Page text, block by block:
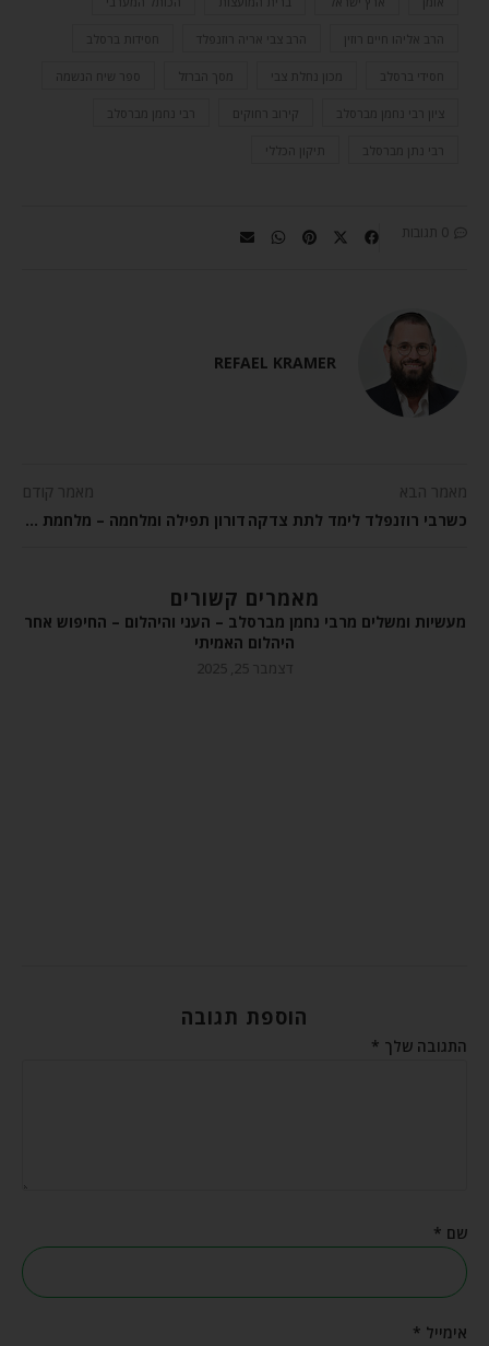
הרב אליהו חיים רוזין הרב צבי אריה רוזנפלד חסידות ברסלב
חסידי ברסלב מכון נחלת צבי מסך הברזל ספר שיח הנשמה
ציון רבי נחמן מברסלב קירוב רחוקים רבי נחמן מברסלב
רבי נתן מברסלב תיקון הכללי
0 תגובות
REFAEL KRAMER
מאמר הבא
כשרבי רוזנפלד לימד לתת צדקה
מאמר קודם
דורון תפילה ומלחמה – מלחמת יעקב בעשיו – פרשת וישלח
מאמרים קשורים
מעשיות ומשלים מרבי נחמן מברסלב – העני והיהלום – החיפוש אחר
היהלום האמיתי
דצמבר 25, 2025
הוספת תגובה
התגובה שלך *
שם *
אימייל *